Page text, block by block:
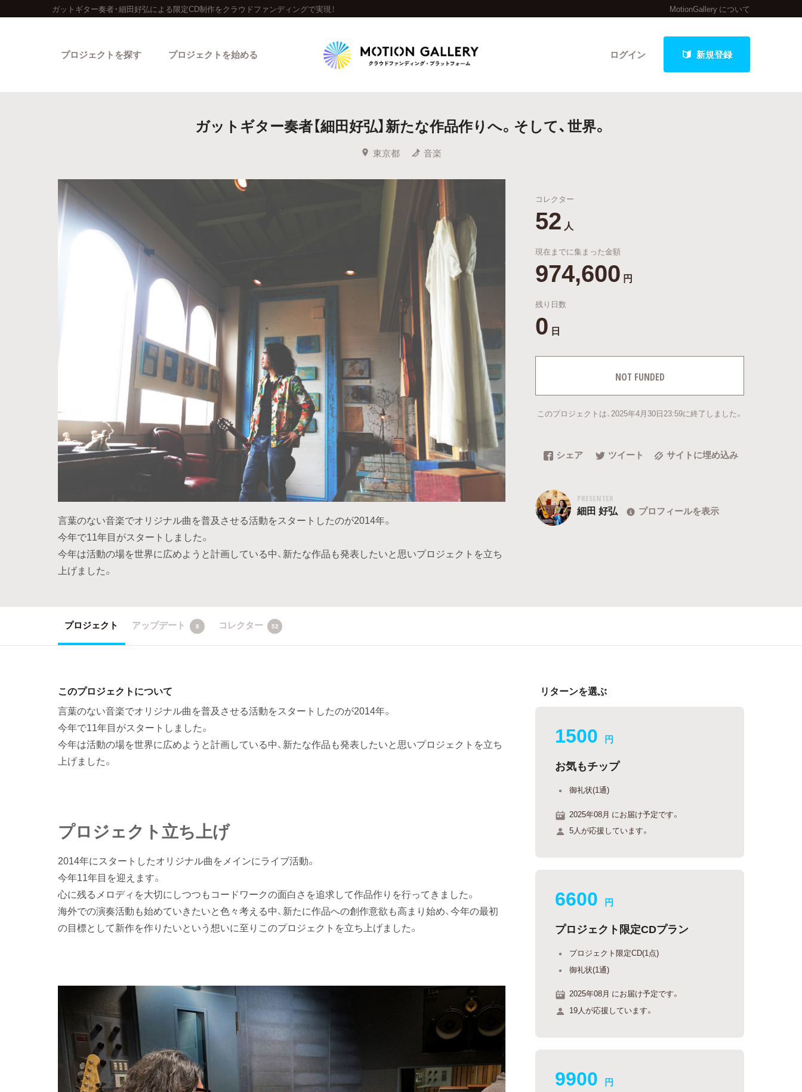
ガットギター奏者・細田好弘による限定CD制作をクラウドファンディングで実現！ MotionGallery について
ログイン 新規登録
プロジェクトを探す
人気のプロジェクト 新着プロジェクト 終了間近のプロジェクト
Feature
キュレーターから探す 最新進捗報告から探す
Legendary
最新達成プロジェクト 調達額が大きいプロジェクト
プロジェクトを始める
ガットギター奏者【細田好弘】新たな作品作りへ。そして、世界。
東京都 音楽
言葉のない音楽でオリジナル曲を普及させる活動をスタートしたのが2014年。
今年で11年目がスタートしました。
今年は活動の場を世界に広めようと計画している中、新たな作品も発表したいと思いプロジェクトを立ち
上げました。
コレクター
52 人
現在までに集まった金額
974,600 円
残り日数
0 日
NOT FUNDED
このプロジェクトは、2025年4月30日23:59に終了しました。
シェア ツイート サイトに埋め込み
PRESENTER
細田 好弘 プロフィールを表示
プロジェクト アップデート 8 コレクター 52
このプロジェクトについて
言葉のない音楽でオリジナル曲を普及させる活動をスタートしたのが2014年。
今年で11年目がスタートしました。
今年は活動の場を世界に広めようと計画している中、新たな作品も発表したいと思いプロジェクトを立ち
上げました。
プロジェクト立ち上げ
2014年にスタートしたオリジナル曲をメインにライブ活動。
今年11年目を迎えます。
心に残るメロディを大切にしつつもコードワークの面白さを追求して作品作りを行ってきました。
海外での演奏活動も始めていきたいと色々考える中、新たに作品への創作意欲も高まり始め、今年の最初
の目標として新作を作りたいという想いに至りこのプロジェクトを立ち上げました。
リターンを選ぶ
1500 円
お気もチップ
御礼状(1通)
2025年08月 にお届け予定です。
5人が応援しています。
6600 円
プロジェクト限定CDプラン
プロジェクト限定CD(1点)
御礼状(1通)
2025年08月 にお届け予定です。
19人が応援しています。
9900 円